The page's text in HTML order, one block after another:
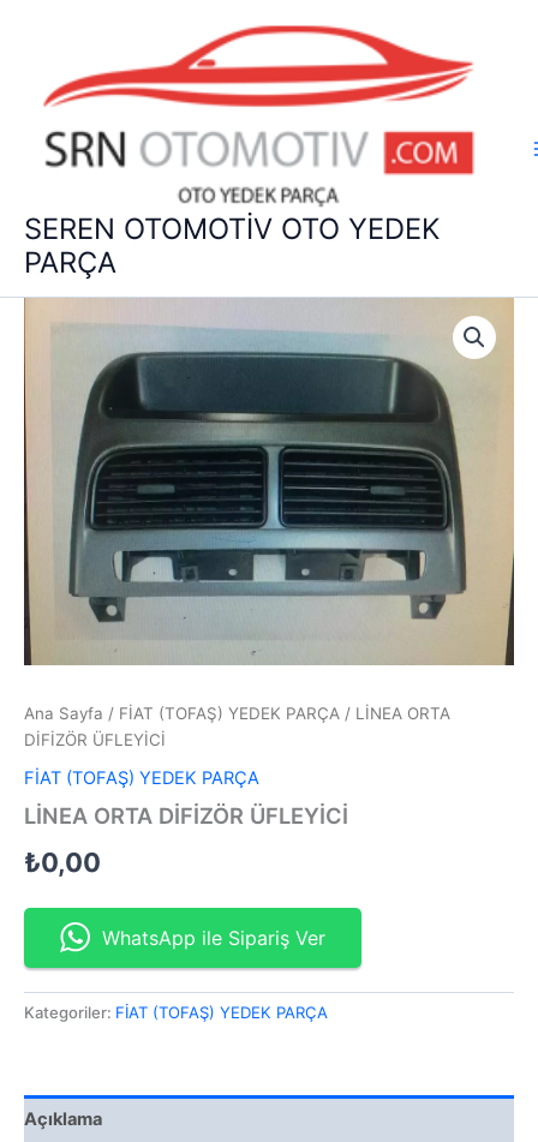
SEREN OTOMOTİV OTO YEDEK
PARÇA
Ana Sayfa / FİAT (TOFAŞ) YEDEK PARÇA / LİNEA ORTA
DİFİZÖR ÜFLEYİCİ
FİAT (TOFAŞ) YEDEK PARÇA
LİNEA ORTA DİFİZÖR ÜFLEYİCİ
₺0,00
WhatsApp ile Sipariş Ver
Kategoriler: FİAT (TOFAŞ) YEDEK PARÇA
Açıklama